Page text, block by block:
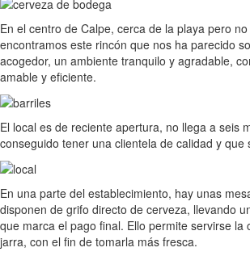
En el centro de Calpe, cerca de la playa pero
encontramos este rincón que nos ha parecido
acogedor, un ambiente tranquilo y agradable,
amable y eficiente.
El local es de reciente apertura, no llega a seis
conseguido tener una clientela de calidad y que
En una parte del establecimiento, hay unas
disponen de grifo directo de cerveza, llevando
que marca el pago final. Ello permite servirse la
jarra, con el fin de tomarla más fresca.